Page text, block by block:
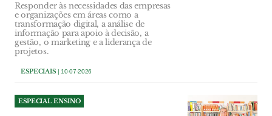
Responder às necessidades das empresas
e organizações em áreas como a
transformação digital, a análise de
informação para apoio à decisão, a
gestão, o marketing e a liderança de
projetos.
ESPECIAIS| 10-07-2026
ESPECIAL ENSINO